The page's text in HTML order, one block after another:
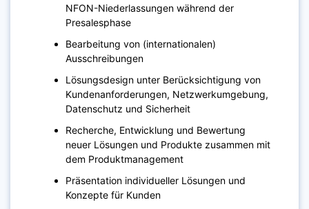
NFON-Niederlassungen während der
Presalesphase
Bearbeitung von (internationalen)
Ausschreibungen
Lösungsdesign unter Berücksichtigung von
Kundenanforderungen, Netzwerkumgebung,
Datenschutz und Sicherheit
Recherche, Entwicklung und Bewertung
neuer Lösungen und Produkte zusammen mit
dem Produktmanagement
Präsentation individueller Lösungen und
Konzepte für Kunden